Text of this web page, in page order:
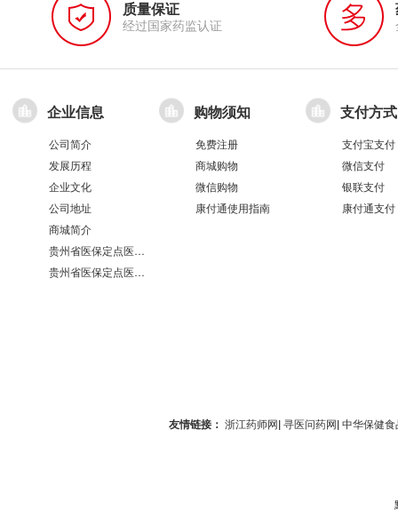
质量保证
经过国家药监认证
企业信息
公司简介
发展历程
企业文化
公司地址
商城简介
贵州省医保定点医疗机构医保服务情况表（第551分店）
贵州省医保定点医疗机构医保服务情况表（第100分店）
购物须知
免费注册
商城购物
微信购物
康付通使用指南
支付方式
支付宝支付
微信支付
银联支付
康付通支付
友情链接： 浙江药师网| 寻医问药网| 中华保健食